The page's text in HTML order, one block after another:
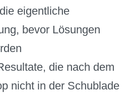
eigentliche
bevor Lösungen
die nach dem
nicht in der Schublade